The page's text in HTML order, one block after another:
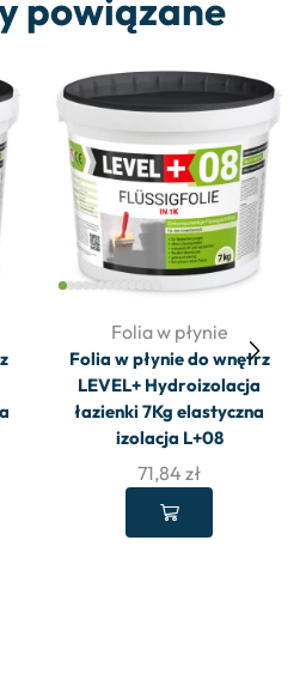
powiązane
Folia w płynie
Folia w płynie do wnętrz
LEVEL+ Hydroizolacja
łazienki 7Kg elastyczna
izolacja L+08
71,84 zł